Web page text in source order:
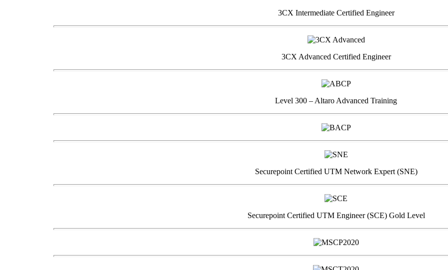
3CX Intermediate Certified Engineer
3CX Advanced Certified Engineer
Level 300 – Altaro Advanced Training
Securepoint Certified UTM Network Expert (SNE)
Securepoint Certified UTM Engineer (SCE) Gold Level